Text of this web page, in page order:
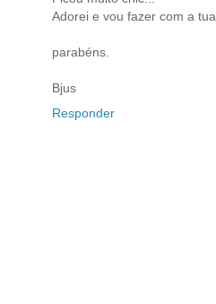
Adorei e vou fazer com a
parabéns.
Bjus
Responder